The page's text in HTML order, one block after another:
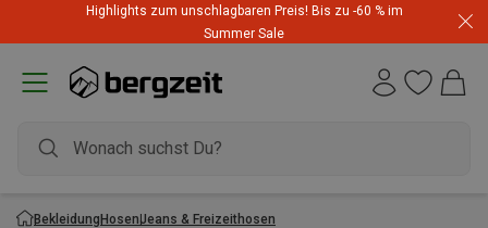
Highlights zum unschlagbaren Preis! Bis zu -60 % im
Summer Sale
BekleidungHosenJeans & Freizeithosen